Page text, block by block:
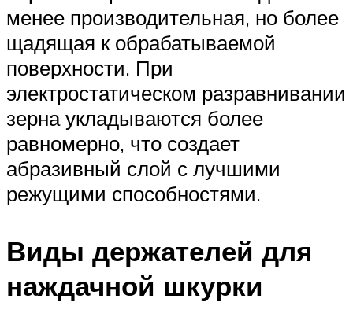
менее производительная, но более
щадящая к обрабатываемой
поверхности. При
электростатическом разравнивании
зерна укладываются более
равномерно, что создает
абразивный слой с лучшими
режущими способностями.
Виды держателей для
наждачной шкурки